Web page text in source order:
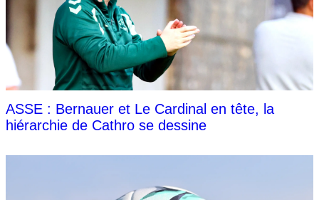
ASSE : Bernauer et Le Cardinal en tête, la
hiérarchie de Cathro se dessine